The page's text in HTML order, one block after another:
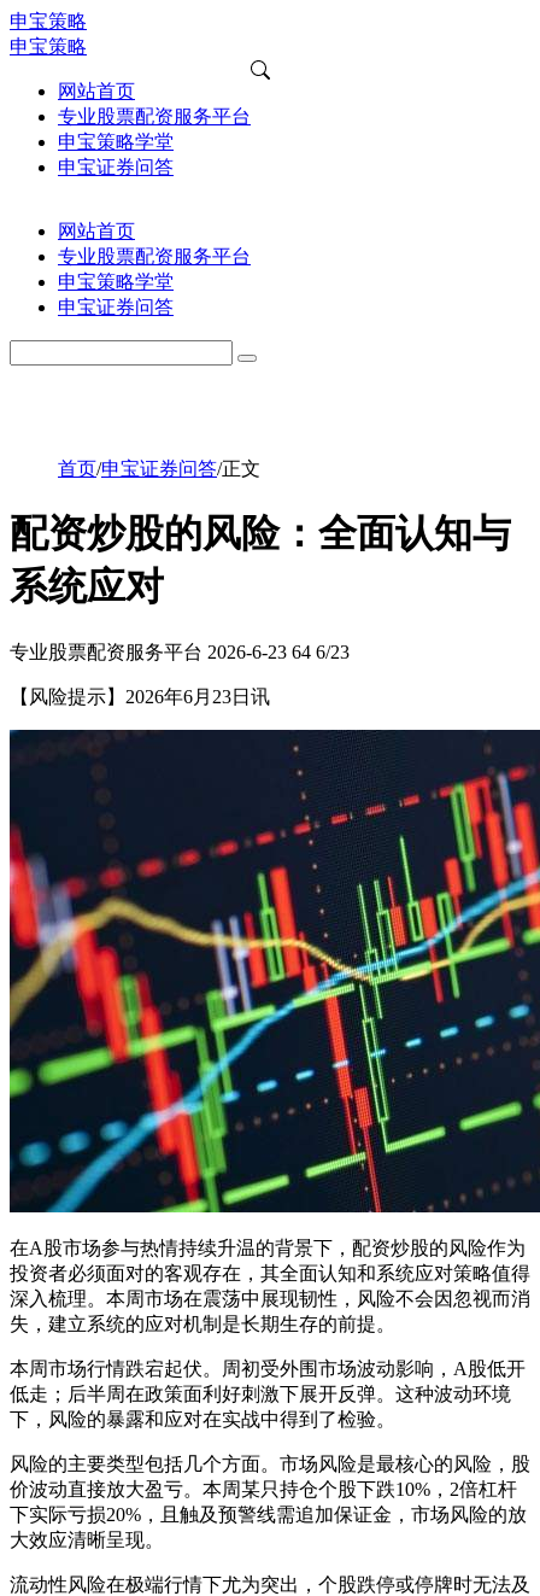
申宝策略
申宝策略
网站首页
专业股票配资服务平台
申宝策略学堂
申宝证券问答
网站首页
专业股票配资服务平台
申宝策略学堂
申宝证券问答
首页/申宝证券问答/正文
配资炒股的风险：全面认知与
系统应对
专业股票配资服务平台 2026-6-23 64 6/23
【风险提示】2026年6月23日讯
在A股市场参与热情持续升温的背景下，配资炒股的风险作为
投资者必须面对的客观存在，其全面认知和系统应对策略值得
深入梳理。本周市场在震荡中展现韧性，风险不会因忽视而消
失，建立系统的应对机制是长期生存的前提。
本周市场行情跌宕起伏。周初受外围市场波动影响，A股低开
低走；后半周在政策面利好刺激下展开反弹。这种波动环境
下，风险的暴露和应对在实战中得到了检验。
风险的主要类型包括几个方面。市场风险是最核心的风险，股
价波动直接放大盈亏。本周某只持仓个股下跌10%，2倍杠杆
下实际亏损20%，且触及预警线需追加保证金，市场风险的放
大效应清晰呈现。
流动性风险在极端行情下尤为突出，个股跌停或停牌时无法及